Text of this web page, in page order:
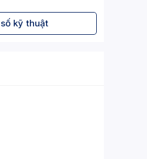
kỹ thuật